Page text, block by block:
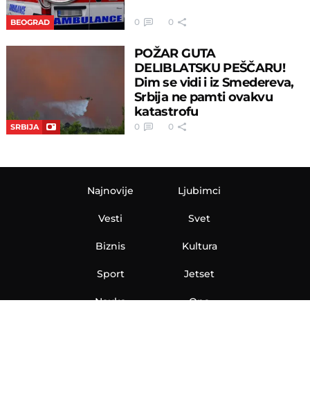
BEOGRAD 0 0
SRBIJA
POŽAR GUTA
DELIBLATSKU PEŠČARU!
Dim se vidi i iz Smedereva,
Srbija ne pamti ovakvu
katastrofu
0 0
Najnovije
Vesti
Biznis
Sport
Nauka
Ljubimci
Svet
Kultura
Jetset
Ona